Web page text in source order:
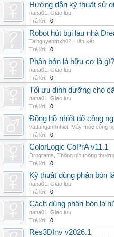
Hướng dẫn kỹ thuật sử
nana01
Giao lưu
Trả lời:
0
Robot hút bụi lau nhà
Tainguyenmxh02 Liên kết
Trả lời:
0
Phân bón lá hữu cơ là
nana01
Giao lưu
Trả lời:
0
Tối ưu dinh dưỡng cho
nana01
Giao lưu
Trả lời:
0
Đồng hồ nhiệt độ công
vattunganhnhiet Máy móc công
Trả lời:
0
ColorLogic CoPrA v11.1
Drograms Thông gió thông
Trả lời:
0
Kỹ thuật dùng phân bón
nana01
Giao lưu
Trả lời:
0
Cách dùng phân bón lá
nana01
Giao lưu
Trả lời:
0
Res3DInv v2026.1